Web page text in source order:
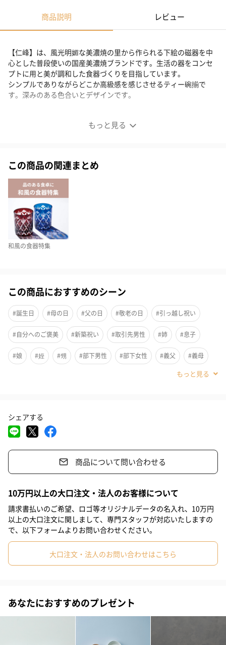
商品説明 レビュー
もっと見る
【仁峰】は、風光明媚な美濃焼の里から作られる下絵の磁器を中
心とした普段使いの国産美濃焼ブランドです。生活の器をコンセ
プトに用と美が調和した食器づくりを目指しています。
シンプルでありながらどこか高級感を感じさせるティー碗揃で
す。深みのある色合いとデザインです。
シンプルでありながら、どこか高級感を感じさせる深みのある色
合いとデザインが、 和食の美しさをより引き立ててくれることで
しょう。
デザインについて
ティー丼はお抹茶碗やどんぶりとしてはもちろん、シチューやシ
リアルボウルなどにもお使いいただける丁度良いサイズです。電
子レンジ、食洗機使用可能です。
化粧箱でお届け
普段使いの美濃焼
風光明媚な美濃焼の里。その大自然の中から作られる【仁峰】
は、下絵の磁器を中心とした普段使いの国産美濃焼です。
このブランドは生活の器をコンセプトに用と美が調和した食器づ
くりを目指しています。
大切な方への贈り物に
イベントにもおすすめ
美濃焼の食器をプレゼントしてみてはいかがでしょうか。
この商品の関連まとめ
和風の食器特集
この商品におすすめのシーン
#誕生日 #母の日 #父の日 #敬老の日 #引っ越し祝い
#自分へのご褒美 #新築祝い #取引先男性 #姉 #息子
#娘 #姪 #甥 #部下男性 #部下女性 #義父 #義母
#男子高校生
#男性 #女性
#上司女性 #上司男性 #同僚女性 #同僚男性
#20代後半 #30代 #40代 #50代 #60代 #70代
#80代 #90代
シェアする
商品について問い合わせる
10万円以上の大口注文・法人のお客様について
請求書払いのご希望、ロゴ等オリジナルデータの名入れ、10万円
以上の大口注文に関しまして、専門スタッフが対応いたしますの
で、以下フォームよりお問い合わせください。
大口注文・法人のお問い合わせはこちら
あなたにおすすめのプレゼント